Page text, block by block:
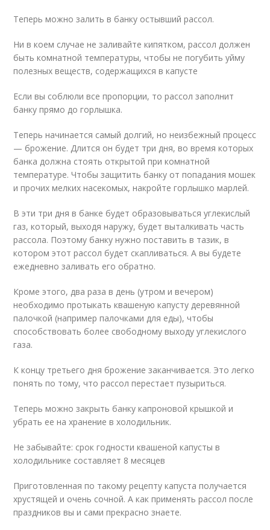
Теперь можно залить в банку остывший рассол.
Ни в коем случае не заливайте кипятком, рассол должен
быть комнатной температуры, чтобы не погубить уйму
полезных веществ, содержащихся в капусте
Если вы соблюли все пропорции, то рассол заполнит
банку прямо до горлышка.
Теперь начинается самый долгий, но неизбежный процесс
— брожение. Длится он будет три дня, во время которых
банка должна стоять открытой при комнатной
температуре. Чтобы защитить банку от попадания мошек
и прочих мелких насекомых, накройте горлышко марлей.
В эти три дня в банке будет образовываться углекислый
газ, который, выходя наружу, будет выталкивать часть
рассола. Поэтому банку нужно поставить в тазик, в
котором этот рассол будет скапливаться. А вы будете
ежедневно заливать его обратно.
Кроме этого, два раза в день (утром и вечером)
необходимо протыкать квашеную капусту деревянной
палочкой (например палочками для еды), чтобы
способствовать более свободному выходу углекислого
газа.
К концу третьего дня брожение заканчивается. Это легко
понять по тому, что рассол перестает пузыриться.
Теперь можно закрыть банку капроновой крышкой и
убрать ее на хранение в холодильник.
Не забывайте: срок годности квашеной капусты в
холодильнике составляет 8 месяцев
Приготовленная по такому рецепту капуста получается
хрустящей и очень сочной. А как применять рассол после
праздников вы и сами прекрасно знаете.